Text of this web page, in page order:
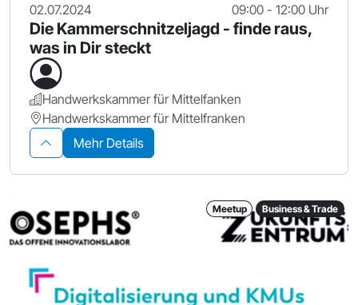
02.07.2024 09:00 - 12:00 Uhr
Die Kammerschnitzeljagd - finde raus,
was in Dir steckt
Handwerkskammer für Mittelfanken
Handwerkskammer für Mittelfranken
Mehr Details
Meetup Business & Trade